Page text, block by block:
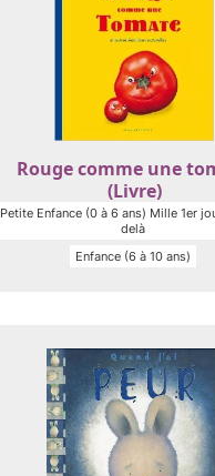
Rouge comme une
(Livre)
Petite Enfance (0 à 6 ans) Mille 1er
delà
Enfance (6 à 10 ans)